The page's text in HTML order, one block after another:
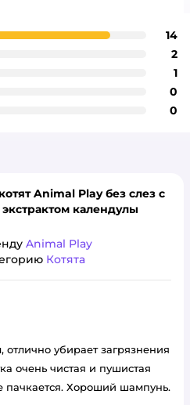
14
2
1
0
0
Animal Play без слез с
календулы
Animal Play
Котята
убирает загрязнения
очень чистая и пушистая
пачкается. Хороший шампунь.